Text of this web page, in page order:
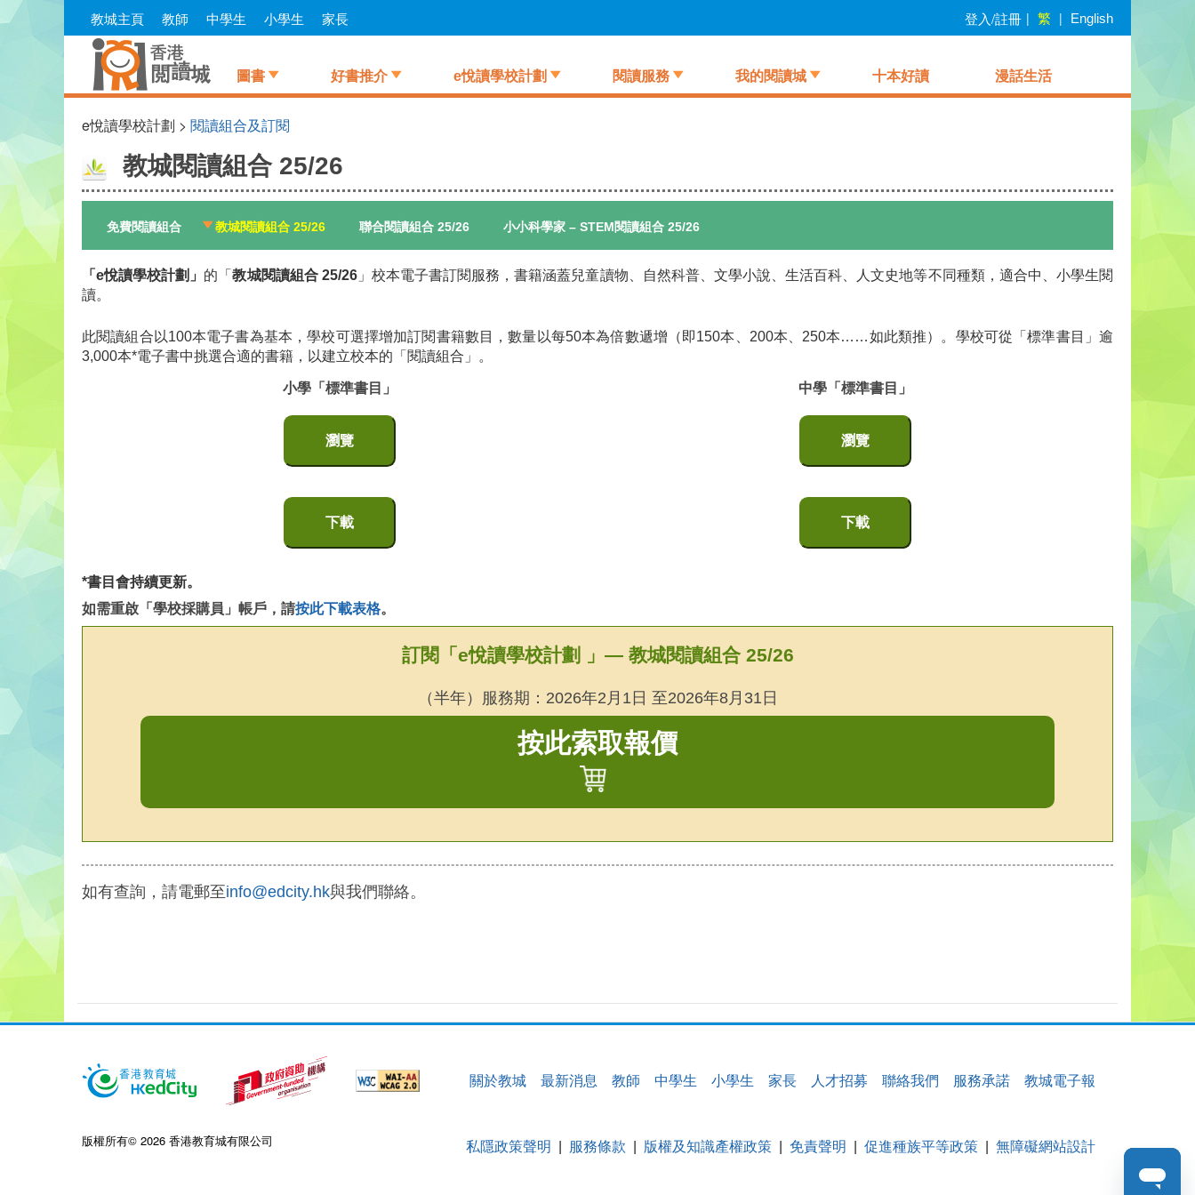
Skip
to
教城主頁 教師 中學生 小學生 家長 登入/註冊 | 繁 | English
圖書 好書推介 e悅讀學校計劃 閱讀服務 我的閱讀城 十本好讀 漫話生活
e悅讀學校計劃 > 閱讀組合及訂閱
教城閱讀組合 25/26
免費閱讀組合 教城閱讀組合 25/26 聯合閱讀組合 25/26 小小科學家 – STEM閱讀組合 25/26
「e悅讀學校計劃」 的「教城閱讀組合 25/26」校本電子書訂閱服務，書籍涵蓋兒童讀物、自然科普、文學小說、生活百科、人文史地等不同種類，適合中、小學生閱
讀。
此閱讀組合以100本電子書為基本，學校可選擇增加訂閱書籍數目，數量以每50本為倍數遞增（即150本、200本、250本……如此類推）。學校可從「標準書目」逾
3,000本*電子書中挑選合適的書籍，以建立校本的「閱讀組合」。
小學「標準書目」 中學「標準書目」
瀏覽 瀏覽
下載 下載
*書目會持續更新。
如需重啟「學校採購員」帳戶，請按此下載表格。
訂閱「e悅讀學校計劃 」— 教城閱讀組合 25/26
（半年）服務期：2026年2月1日 至2026年8月31日
按此索取報價
如有查詢，請電郵至info@edcity.hk與我們聯絡。
關於教城 最新消息 教師 中學生 小學生 家長 人才招募 聯絡我們 服務承諾 教城電子報
版權所有© 2026 香港教育城有限公司 私隱政策聲明 服務條款 版權及知識產權政策 免責聲明 促進種族平等政策 無障礙網站設計